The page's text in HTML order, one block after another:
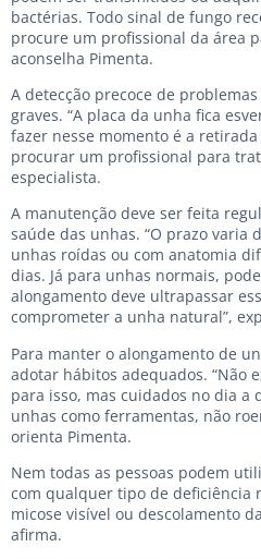
bactérias. Todo sinal de fungo
procure um profissional da área
aconselha Pimenta.
A detecção precoce de
graves. “A placa da unha fica
fazer nesse momento é a
procurar um profissional para
especialista.
A manutenção deve ser feita
saúde das unhas. “O prazo varia
unhas roídas ou com anatomia
dias. Já para unhas normais,
alongamento deve ultrapassar
comprometer a unha natural”,
Para manter o alongamento de
adotar hábitos adequados. “Não
para isso, mas cuidados no dia a
unhas como ferramentas, não
orienta Pimenta.
Nem todas as pessoas podem
com qualquer tipo de deficiência
micose visível ou descolamento
afirma.